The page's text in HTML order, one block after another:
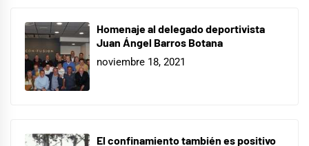
Homenaje al delegado deportivista
Juan Ángel Barros Botana
noviembre 18, 2021
El confinamiento también es positivo